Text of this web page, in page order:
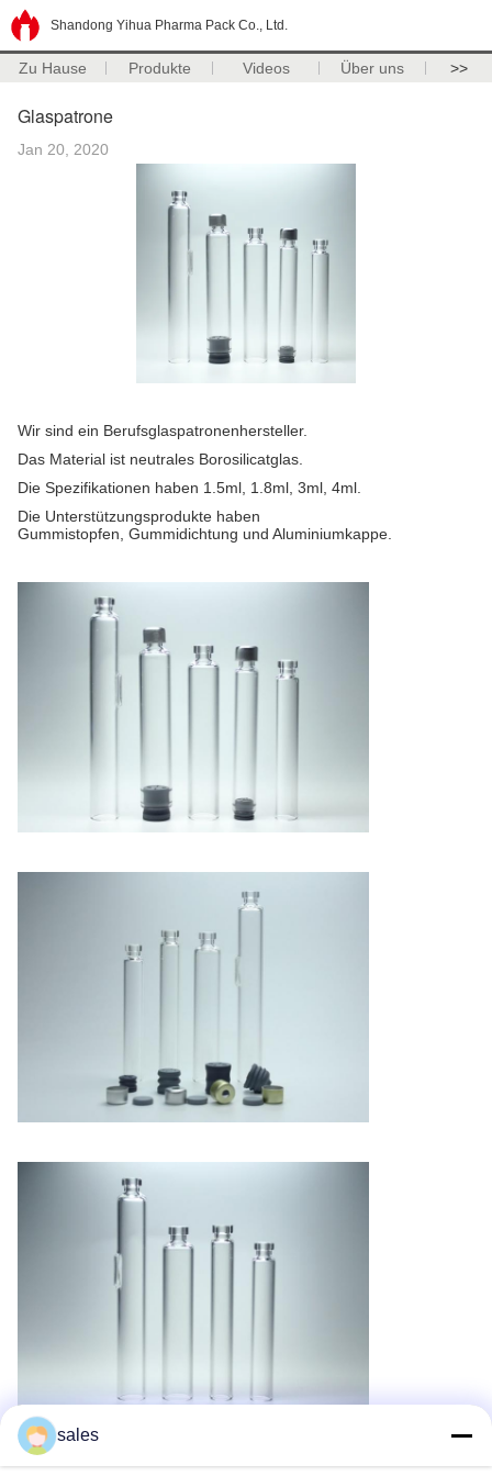
Shandong Yihua Pharma Pack Co., Ltd.
Zu Hause Produkte Videos Über uns >>
Glaspatrone
Jan 20, 2020
Wir sind ein Berufsglaspatronenhersteller.
Das Material ist neutrales Borosilicatglas.
Die Spezifikationen haben 1.5ml, 1.8ml, 3ml, 4ml.
Die Unterstützungsprodukte haben
Gummistopfen, Gummidichtung und Aluminiumkappe.
Recommended Products
sales